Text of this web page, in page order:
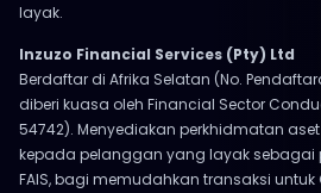
layak.
Inzuzo Financial Services (Pty) Ltd
Berdaftar di Afrika Selatan (No.
diberi kuasa oleh Financial Sector
54742). Menyediakan perkhidmatan
kepada pelanggan yang layak sebagai
FAIS, bagi memudahkan transaksi untuk